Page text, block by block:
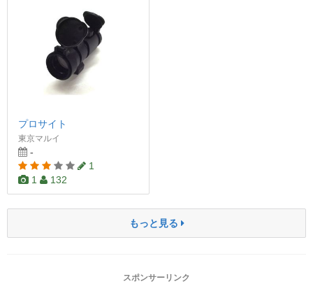
プロサイト
東京マルイ
-
1
1
132
もっと見る
スポンサーリンク